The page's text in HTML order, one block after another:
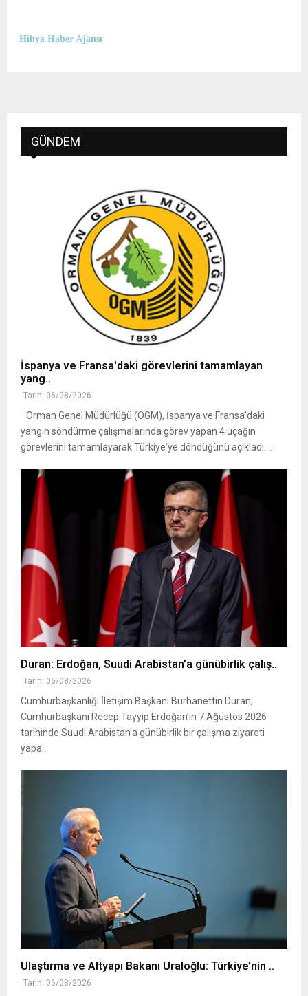
Hibya Haber Ajansı
GÜNDEM
İspanya ve Fransa'daki görevlerini tamamlayan
yang..
Tarih: 06/08/2026
Orman Genel Müdürlüğü (OGM), İspanya ve Fransa'daki
yangın söndürme çalışmalarında görev yapan 4 uçağın
görevlerini tamamlayarak Türkiye'ye döndüğünü açıkladı. ..
Duran: Erdoğan, Suudi Arabistan’a günübirlik çalış..
Tarih: 06/08/2026
Cumhurbaşkanlığı İletişim Başkanı Burhanettin Duran,
Cumhurbaşkanı Recep Tayyip Erdoğan’ın 7 Ağustos 2026
tarihinde Suudi Arabistan’a günübirlik bir çalışma ziyareti
yapa..
Ulaştırma ve Altyapı Bakanı Uraloğlu: Türkiye’nin ..
Tarih: 06/08/2026